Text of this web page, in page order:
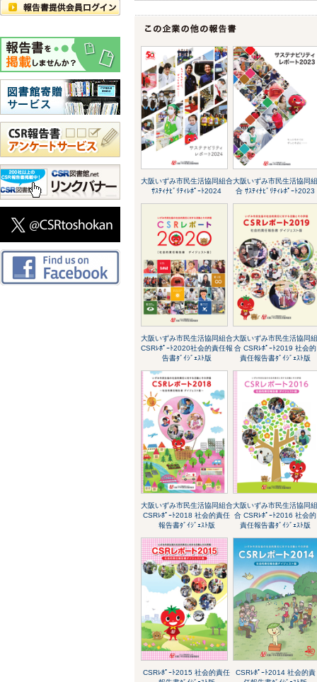
大阪いずみ市民生活協同組合
ｻｽﾃｨﾅﾋﾞﾘﾃｨﾚﾎﾟｰﾄ2024
大阪いずみ市民生活協同
合 ｻｽﾃｨﾅﾋﾞﾘﾃｨﾚﾎﾟｰﾄ2023
大阪いずみ市民生活協同組合
CSRﾚﾎﾟｰﾄ2020社会的責任報
告書ﾀﾞｲｼﾞｪｽﾄ版
大阪いずみ市民生活協同
合 CSRﾚﾎﾟｰﾄ2019 社会的
責任報告書ﾀﾞｲｼﾞｪｽﾄ版
大阪いずみ市民生活協同組合
CSRﾚﾎﾟｰﾄ2018 社会的責任
報告書ﾀﾞｲｼﾞｪｽﾄ版
大阪いずみ市民生活協同
合 CSRﾚﾎﾟｰﾄ2016 社会的
責任報告書ﾀﾞｲｼﾞｪｽﾄ版
CSRﾚﾎﾟｰﾄ2015 社会的責任
CSRﾚﾎﾟｰﾄ2014 社会的責